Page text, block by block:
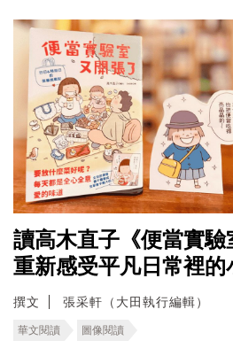
讀高木直子《便當實驗
重新感受平凡日常裡的
撰文 張采軒（大田執行編輯）
華文閱讀 圖像閱讀